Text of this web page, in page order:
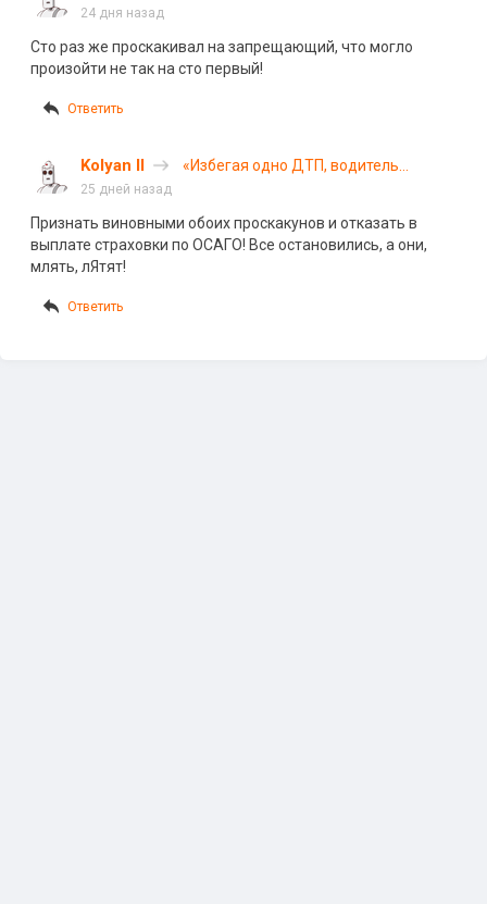
24 дня назад
Сто раз же проскакивал на запрещающий, что могло
произойти не так на сто первый!
Ответить
Kolyan II
«Избегая одно ДТП, водитель
авто в Красноярске
25 дней назад
Признать виновными обоих проскакунов и отказать в
выплате страховки по ОСАГО! Все остановились, а они,
млять, лЯтят!
Ответить